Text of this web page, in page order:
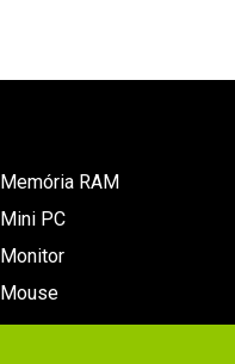
Memória RAM
Mini PC
Monitor
Mouse